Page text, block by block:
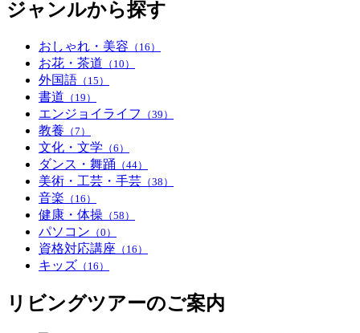
ジャンルから探す
おしゃれ・美容 （16）
お花・茶道 （10）
外国語 （15）
書道 （19）
エンジョイライフ （39）
教養 （7）
文化・文学 （6）
ダンス・舞踊 （44）
美術・工芸・手芸 （38）
音楽 （16）
健康・体操 （58）
パソコン （0）
資格対応講座 （16）
キッズ （16）
リビングツアーのご案内